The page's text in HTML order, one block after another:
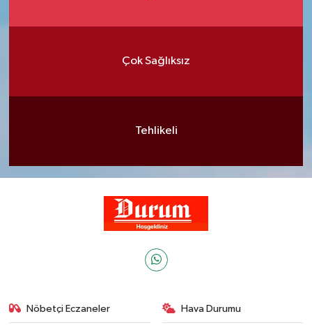
Çok Sağlıksız
Tehlikeli
Nöbetçi Eczaneler Hava Durumu